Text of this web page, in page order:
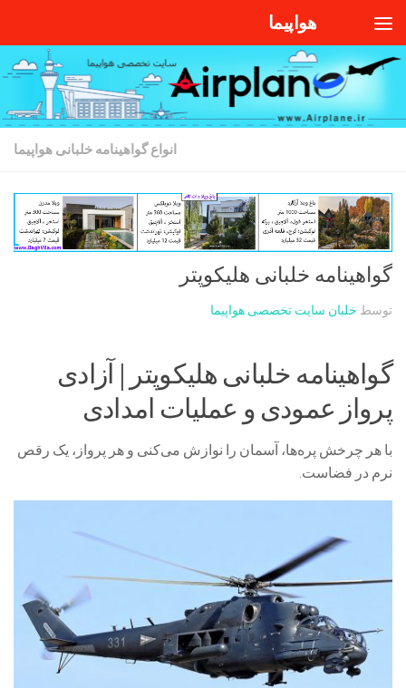
هواپیما
انواع گواهینامه خلبانی هواپیما
گواهینامه خلبانی هلیکوپتر
توسط خلبان سایت تخصصی هواپیما
گواهینامه خلبانی هلیکوپتر | آزادی
پرواز عمودی و عملیات امدادی
با هر چرخش پره‌ها، آسمان را نوازش می‌کنی و هر پرواز، یک رقص
نرم در فضاست.